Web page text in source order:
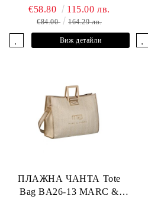
€58.80 115.00 лв.
€84.00 164.29 лв.
Виж детайли
ПЛАЖНА ЧАНТА Tote
Bag BA26-13 MARC &